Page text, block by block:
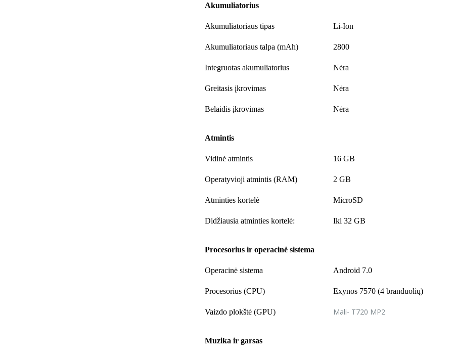
Akumuliatorius
Akumuliatoriaus tipas Li-Ion
Akumuliatoriaus talpa (mAh) 2800
Integruotas akumuliatorius Nėra
Greitasis įkrovimas Nėra
Belaidis įkrovimas Nėra
Atmintis
Vidinė atmintis 16 GB
Operatyvioji atmintis (RAM) 2 GB
Atminties kortelė MicroSD
Didžiausia atminties kortelė: Iki 32 GB
Procesorius ir operacinė sistema
Operacinė sistema Android 7.0
Procesorius (CPU) Exynos 7570 (4 branduolių)
Vaizdo plokštė (GPU) Mali- T720 MP2
Muzika ir garsas